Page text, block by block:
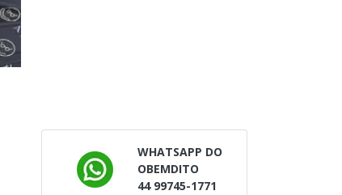
WHATSAPP DO
OBEMDITO
44 99745-1771